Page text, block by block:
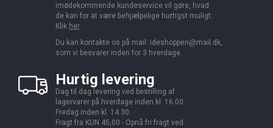
imødekommende kundeservice vil gøre, hvad
de kan for at være behjælpelige hurtigst muligt.
Klik her.
Du kan kontakte os på mail: ideshoppen@mail.dk,
som vi besvarer inden for 3 hverdage.
Hurtig levering
Dag til dag levering ved bestilling af
lagervarer på hverdage inden kl. 16.00.
Fredag inden kl. 14.30.
Fragt fra KUN 45,00 - Opnå fri fragt ved